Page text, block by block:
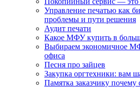
Управление печатью как
проблемы и пути решения
Аудит печати
Какое МФУ купить в
Выбираем экономичное
офиса
Песня про зайцев
Закупка оргтехники: вам
Памятка заказчику